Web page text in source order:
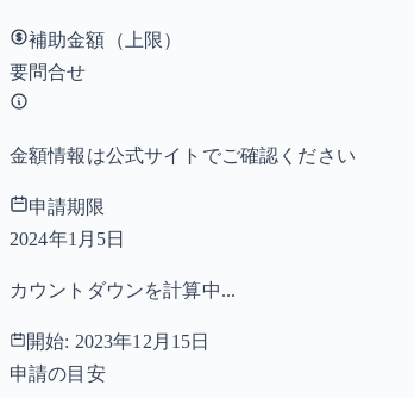
補助金額（上限）
要問合せ
金額情報は公式サイトでご確認ください
申請期限
2024年1月5日
カウントダウンを計算中...
開始: 2023年12月15日
申請の目安